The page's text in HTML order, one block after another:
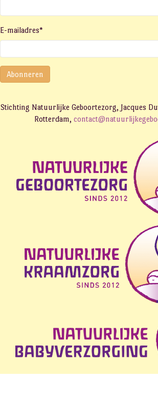
E-mailadres*
Abonneren
Stichting Natuurlijke Geboortezorg, Jacques
Rotterdam,